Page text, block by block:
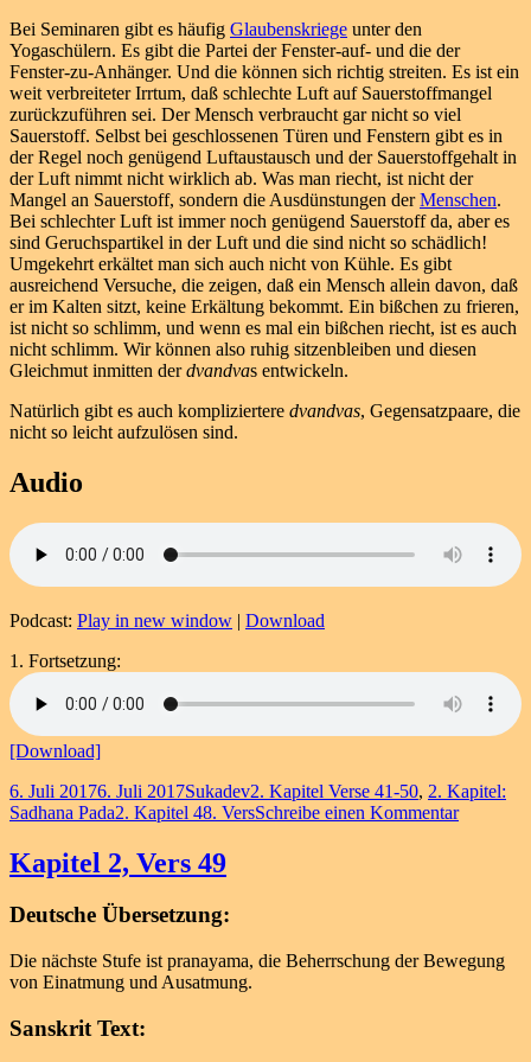
Bei Seminaren gibt es häufig Glaubenskriege unter den
Yogaschülern. Es gibt die Partei der Fenster-auf- und die der
Fenster-zu-Anhänger. Und die können sich richtig streiten. Es ist ein
weit verbreiteter Irrtum, daß schlechte Luft auf Sauerstoffmangel
zurückzuführen sei. Der Mensch verbraucht gar nicht so viel
Sauerstoff. Selbst bei geschlossenen Türen und Fenstern gibt es in
der Regel noch genügend Luftaustausch und der Sauerstoffgehalt in
der Luft nimmt nicht wirklich ab. Was man riecht, ist nicht der
Mangel an Sauerstoff, sondern die Ausdünstungen derMenschen.
Bei schlechter Luft ist immer noch genügend Sauerstoff da, aber es
sind Geruchspartikel in der Luft und die sind nicht so schädlich!
Umgekehrt erkältet man sich auch nicht von Kühle. Es gibt
ausreichend Versuche, die zeigen, daß ein Mensch allein davon, daß
er im Kalten sitzt, keine Erkältung bekommt. Ein bißchen zu frieren,
ist nicht so schlimm, und wenn es mal ein bißchen riecht, ist es auch
nicht schlimm. Wir können also ruhig sitzenbleiben und diesen
Gleichmut inmitten derdvandvas entwickeln.
Natürlich gibt es auch kompliziertere dvandvas, Gegensatzpaare, die
nicht so leicht aufzulösen sind.
Audio
Podcast: Play in new window | Download
1. Fortsetzung:
[Download]
Veröffentlicht
am
6. Juli 20176. Juli 2017Autor
SukadevKategorien
2. Kapitel Verse 41-50, 2. Kapitel:
Sadhana PadaSchlagwörter
2. Kapitel 48. VersSchreibe einen Kommentarzu
Kapitel 2, Vers 49
Deutsche Übersetzung:
Die nächste Stufe ist pranayama, die Beherrschung der Bewegung
von Einatmung und Ausatmung.
Sanskrit Text: